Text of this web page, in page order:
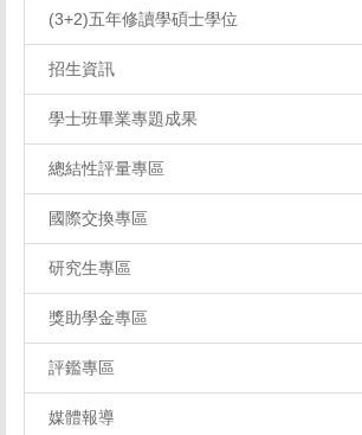
(3+2)五年修讀學碩士學位
招生資訊
學士班畢業專題成果
總結性評量專區
國際交換專區
研究生專區
獎助學金專區
評鑑專區
媒體報導